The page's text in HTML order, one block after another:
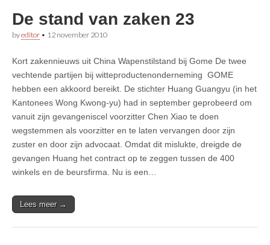
De stand van zaken 23
byeditor • 12 november 2010
Kort zakennieuws uit China Wapenstilstand bij Gome De twee
vechtende partijen bij witteproductenonderneming GOME
hebben een akkoord bereikt. De stichter Huang Guangyu (in het
Kantonees Wong Kwong-yu) had in september geprobeerd om
vanuit zijn gevangeniscel voorzitter Chen Xiao te doen
wegstemmen als voorzitter en te laten vervangen door zijn
zuster en door zijn advocaat. Omdat dit mislukte, dreigde de
gevangen Huang het contract op te zeggen tussen de 400
winkels en de beursfirma. Nu is een…
Lees meer →